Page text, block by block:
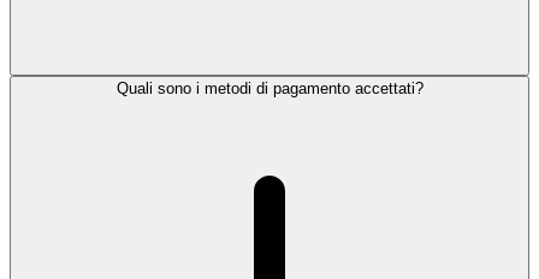
Quali sono i metodi di pagamento accettati?